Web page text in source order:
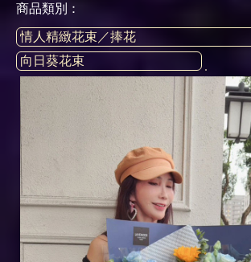
商品類別 :